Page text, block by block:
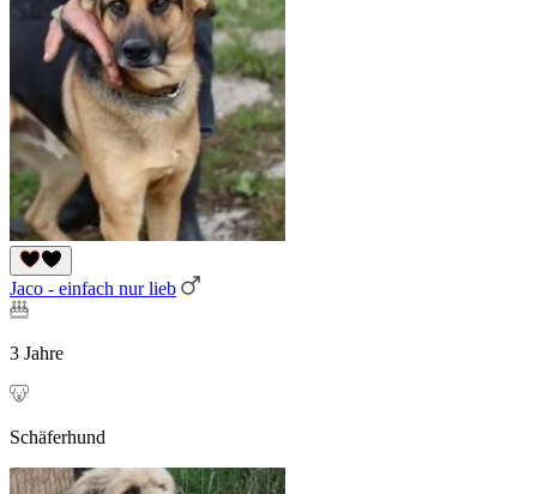
Jaco - einfach nur lieb
3 Jahre
Schäferhund